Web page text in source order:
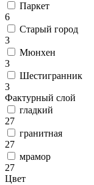
Паркет
6
Старый город
3
Мюнхен
3
Шестигранник
3
Фактурный слой
гладкий
27
гранитная
27
мрамор
27
Цвет